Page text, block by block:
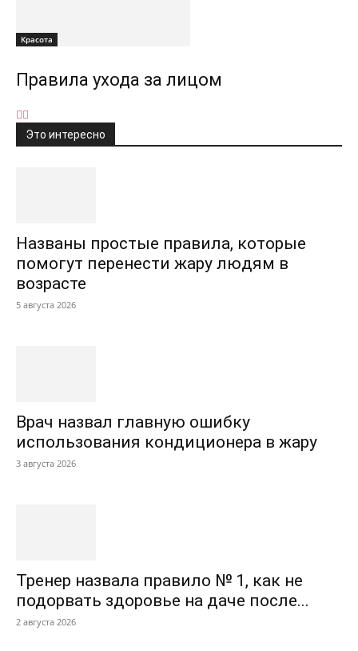
Красота
Правила ухода за лицом
Это интересно
Названы простые правила, которые
помогут перенести жару людям в
возрасте
5 августа 2026
Врач назвал главную ошибку
использования кондиционера в жару
3 августа 2026
Тренер назвала правило № 1, как не
подорвать здоровье на даче после...
2 августа 2026